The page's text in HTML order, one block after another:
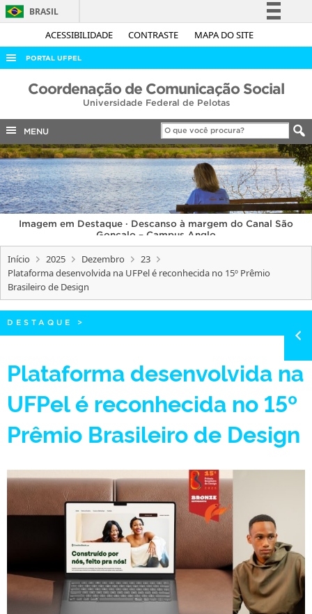
ACESSIBILIDADE CONTRASTE MAPA DO SITE
BRASIL
Simplifique!
Acesso à informação
Legislação
Canais
PORTAL UFPEL
ACESSO À INFORMAÇÃO
COBALTO
CONCURSOS
EDITAIS
INTERNACIONAL
OUVIDORIA
PORTARIAS
TELEFONES
Coordenação de Comunicação Social
Universidade Federal de Pelotas
MENU
Imagem em Destaque · Descanso à margem do Canal São
Gonçalo – Campus Anglo
Início 2025 Dezembro
23
Plataforma desenvolvida na UFPel é reconhecida no 15º Prêmio
Brasileiro de Design
DESTAQUE >
Plataforma desenvolvida na
UFPel é reconhecida no 15º
Prêmio Brasileiro de Design